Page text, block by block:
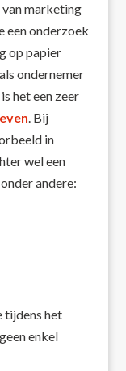
van marketing
een onderzoek
op papier
ondernemer
het een zeer
. Bij
in
wel een
andere:
tijdens het
enkel